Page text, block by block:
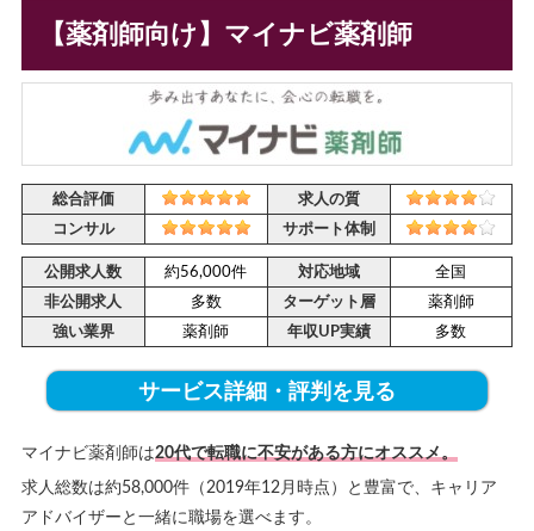
【薬剤師向け】マイナビ薬剤師
総合評価
求人の質
コンサル
サポート体制
公開求人数 約56,000件 対応地域
全国
非公開求人
多数 ターゲット層
薬剤師
強い業界
薬剤師 年収UP実績 多数
サービス詳細・評判を見る
マイナビ薬剤師は20代で転職に不安がある方にオススメ。
求人総数は約58,000件（2019年12月時点）と豊富で、キャリア
アドバイザーと一緒に職場を選べます。